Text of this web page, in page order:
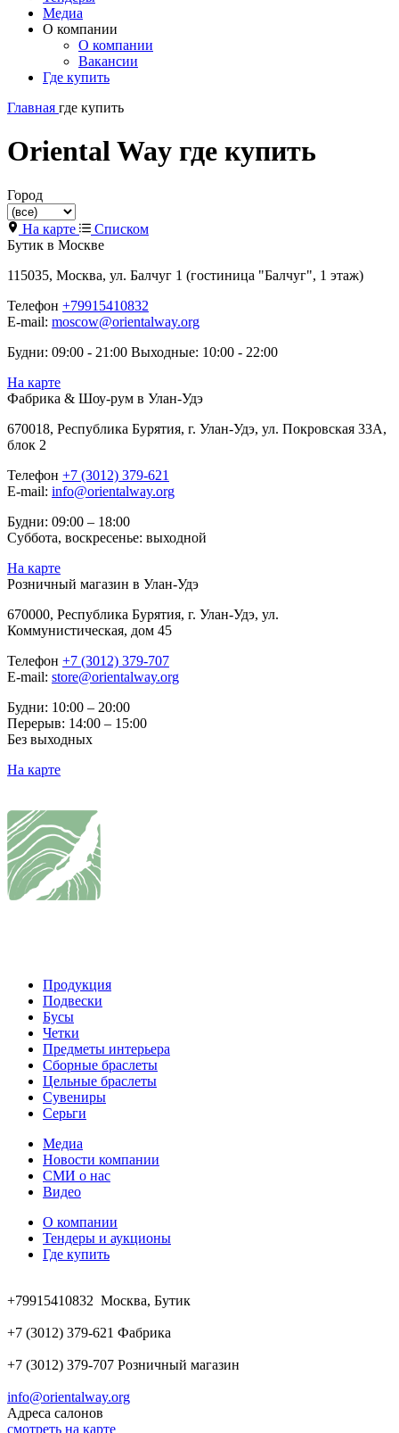
Медиа
О компании
О компании
Вакансии
Где купить
Главная где купить
Oriental Way где купить
Город
На карте
Списком
Бутик в Москве
115035, Москва, ул. Балчуг 1 (гостиница "Балчуг", 1 этаж)
Телефон +79915410832
E-mail: moscow@orientalway.org
Будни: 09:00 - 21:00 Выходные: 10:00 - 22:00
На карте
Фабрика & Шоу-рум в Улан-Удэ
670018, Республика Бурятия, г. Улан-Удэ, ул. Покровская 33А,
блок 2
Телефон +7 (3012) 379-621
E-mail: info@orientalway.org
Будни: 09:00 – 18:00
Суббота, воскресенье: выходной
На карте
Розничный магазин в Улан-Удэ
670000, Республика Бурятия, г. Улан-Удэ, ул.
Коммунистическая, дом 45
Телефон +7 (3012) 379-707
E-mail: store@orientalway.org
Будни: 10:00 – 20:00
Перерыв: 14:00 – 15:00
Без выходных
На карте
Продукция
Подвески
Бусы
Четки
Предметы интерьера
Сборные браслеты
Цельные браслеты
Сувениры
Серьги
Медиа
Новости компании
СМИ о нас
Видео
О компании
Тендеры и аукционы
Где купить
+79915410832 Москва, Бутик
+7 (3012) 379-621 Фабрика
+7 (3012) 379-707 Розничный магазин
info@orientalway.org
Адреса салонов
смотреть на карте